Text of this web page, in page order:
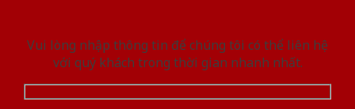
Vui lòng nhập thông tin để chúng tôi có thể liên hệ
với quý khách trong thời gian nhanh nhất.